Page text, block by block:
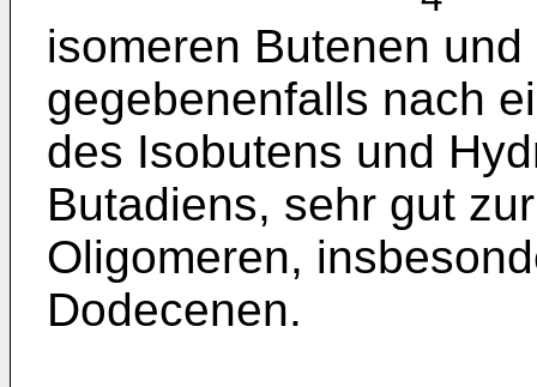
isomeren Butenen
gegebenenfalls nach
des Isobutens und
Butadiens, sehr gut
Oligomeren,
Dodecenen.